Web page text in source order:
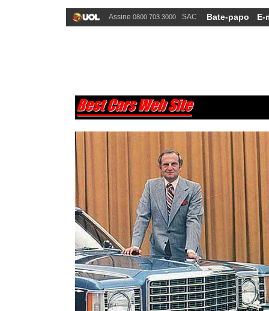
Assine 0800 703 3000 SAC Bate-papo E-